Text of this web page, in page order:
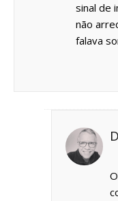
sinal de
não
falava